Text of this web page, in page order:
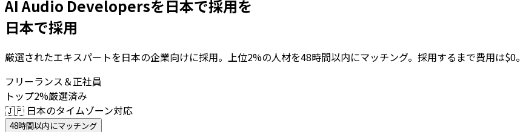
AI Audio Developersを日本で採用を
日本で採用
厳選されたエキスパートを日本の企業向けに採用。上位2%の人材を48時間以内にマッチング。採用するまで費用は$0。
フリーランス＆正社員
トップ2%厳選済み
🇯🇵 日本のタイムゾーン対応
48時間以内にマッチング